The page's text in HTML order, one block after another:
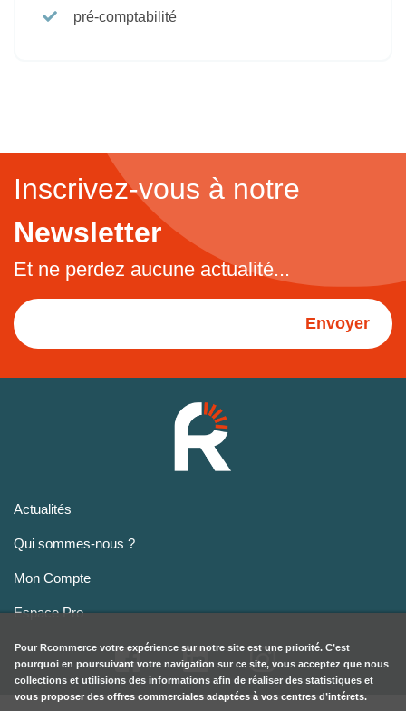
pré-comptabilité
Inscrivez-vous à notre
Newsletter
Et ne perdez aucune actualité...
Envoyer
Actualités
Qui sommes-nous ?
Mon Compte
Espace Pro
Pour Rcommerce votre expérience sur notre site est une priorité. C’est
pourquoi en poursuivant votre navigation sur ce site, vous acceptez que nous
collections et utilisions des informations afin de réaliser des statistiques et
vous proposer des offres commerciales adaptées à vos centres d’intérets.